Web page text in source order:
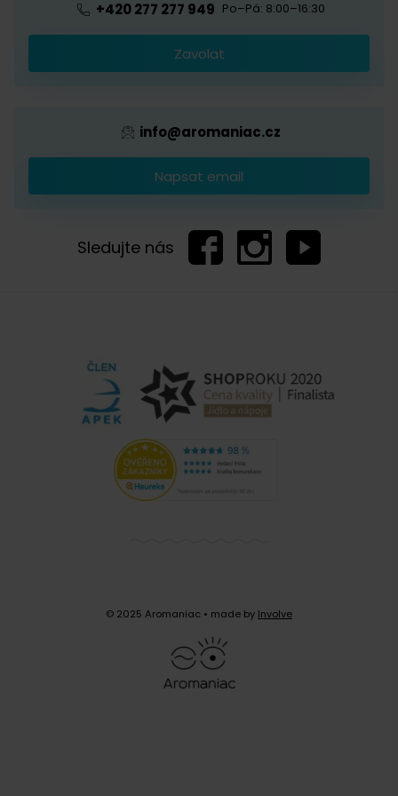
Provizní systém
+420 277 277 949 Po–Pá: 8:00–16:30
Zavolat
info@aromaniac.cz
Napsat email
Sledujte nás
© 2025 Aromaniac • made by Involve